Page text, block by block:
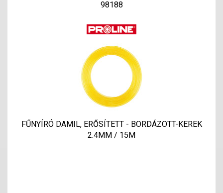
98188
FŰNYÍRÓ DAMIL, ERŐSÍTETT - BORDÁZOTT-KEREK
2.4MM / 15M